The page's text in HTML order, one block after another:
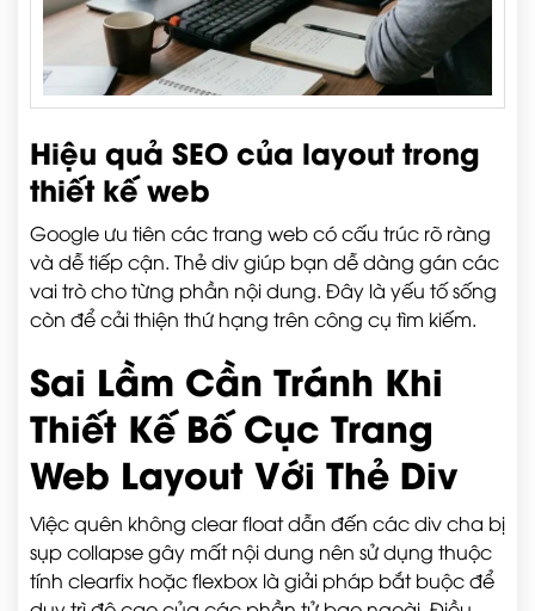
Hiệu quả SEO của layout trong
thiết kế web
Google ưu tiên các trang web có cấu trúc rõ ràng
và dễ tiếp cận. Thẻ div giúp bạn dễ dàng gán các
vai trò cho từng phần nội dung. Đây là yếu tố sống
còn để cải thiện thứ hạng trên công cụ tìm kiếm.
Sai Lầm Cần Tránh Khi
Thiết Kế Bố Cục Trang
Web Layout Với Thẻ Div
Việc quên không clear float dẫn đến các div cha bị
sụp collapse gây mất nội dung nên sử dụng thuộc
tính clearfix hoặc flexbox là giải pháp bắt buộc để